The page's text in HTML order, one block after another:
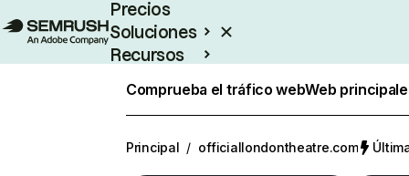
Precios
Soluciones
Recursos
Comprueba el tráfico webWeb
Principal / officiallondontheatre.com